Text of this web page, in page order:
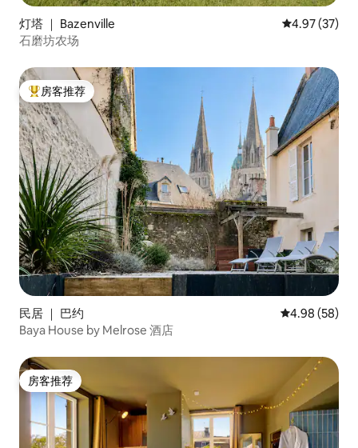
灯塔 ｜ Bazenville 平均评分
4.97 (37)
石磨坊农场
热门「房客推荐」
房客推荐
民居 ｜ 巴约 平均评分 4.98
4.98 (58)
Baya House by Melrose 酒店
房客推荐
房客推荐